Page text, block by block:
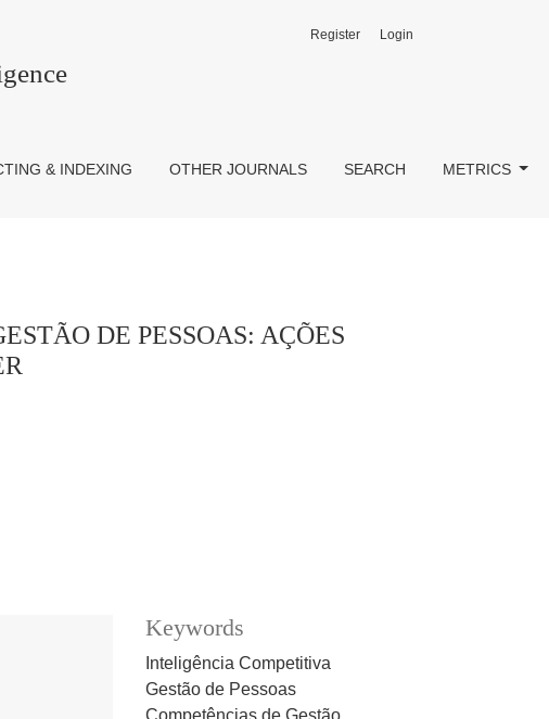
FAZEM ACONTECER
& INDEXING OTHER JOURNALS SEARCH METRICS
Register Login
DE PESSOAS: AÇÕES
Keywords
Inteligência Competitiva
Gestão de Pessoas
Competências de Gestão